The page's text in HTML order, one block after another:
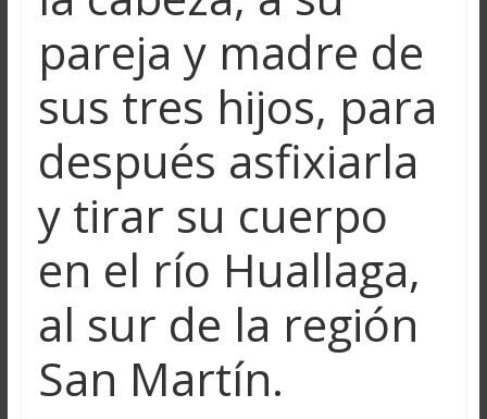
pareja y madre de
sus tres hijos, para
después asfixiarla
y tirar su cuerpo
en el río Huallaga,
al sur de la región
San Martín.